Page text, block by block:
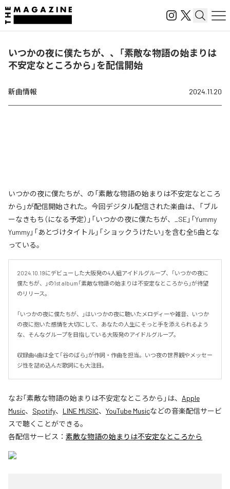
いつかの夜に僕たちが、、「素敵な物語の始まりは
不安定なところから」を配信開始
新曲情報 2024.11.20
いつかの夜に僕たちが、の「素敵な物語の始まりは不安定なところ
から」が配信開始された。今回デジタル配信された楽曲は、「ブル
ーなきもち（になる予定）」「いつかの夜に僕たちが、_SE」「Yummy
Yummy」「あとづけタイトル」「ショックうけたい」を含む全5曲とな
っている。
2024.10.19にデビューした大阪発の4人組アイドルグループ、「いつかの夜に
僕たちが、」の1st album「素敵な物語の始まりは不安定なところから」が待望
のリリース。
「いつかの夜に僕たちが、」はいつかの夜に聴いたメロディーや雑音、いつか
の夜に抱いた感情を大切にして、あなたの人生にそっと手を添えられるよう
な、そんなグループを目指している大阪発のアイドルグループ。
収録曲4曲は全て「谷のばら」が作詞・作曲を担当。いつ夜の世界観やメッセー
ジ性を詰め込んだ歌詞にも大注目。
なお「素敵な物語の始まりは不安定なところから 」は、 Apple
Music、 Spotify、 LINE MUSIC、 YouTube Musicなどの音楽配信サービ
スで聴くことができる。
各配信サービス： 素敵な物語の始まりは不安定なところから